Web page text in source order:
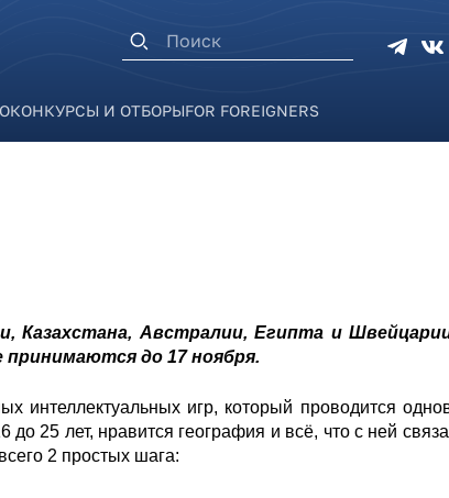
Форма поиска
КОНКУРСЫ И ОТБОРЫFOR FOREIGNERS
Казахстана, Австралии, Египта и
принимаются до 17 ноября.
интеллектуальных игр, который проводится
25 лет, нравится география и всё, что с ней
2 простых шага: